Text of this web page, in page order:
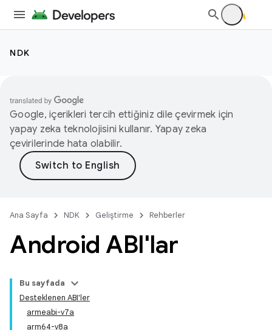
NDK
Google, içerikleri tercih ettiğiniz dile çevirmek için
yapay zeka teknolojisini kullanır. Yapay zeka
çevirilerinde hata olabilir.
Ana Sayfa NDK Geliştirme Rehberler
Android ABI'lar
Bu sayfada
Desteklenen ABI'ler
armeabi-v7a
arm64-v8a